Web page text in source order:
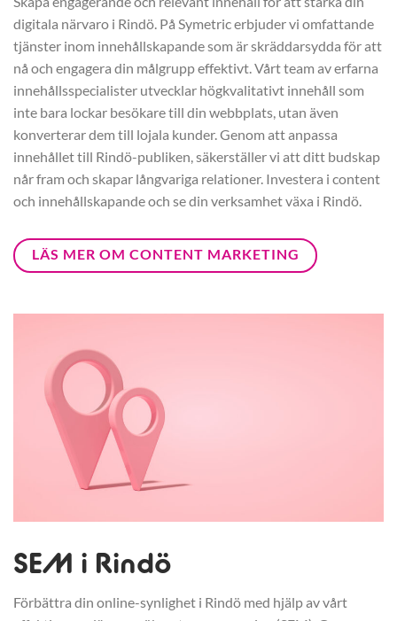
digitala närvaro i Rindö. På Symetric erbjuder vi omfattande
tjänster inom innehållskapande som är skräddarsydda för att
nå och engagera din målgrupp effektivt. Vårt team av erfarna
innehållsspecialister utvecklar högkvalitativt innehåll som
inte bara lockar besökare till din webbplats, utan även
konverterar dem till lojala kunder. Genom att anpassa
innehållet till Rindö-publiken, säkerställer vi att ditt budskap
når fram och skapar långvariga relationer. Investera i content
och innehållskapande och se din verksamhet växa i Rindö.
LÄS MER OM CONTENT MARKETING
SEM i Rindö
Förbättra din online-synlighet i Rindö med hjälp av vårt